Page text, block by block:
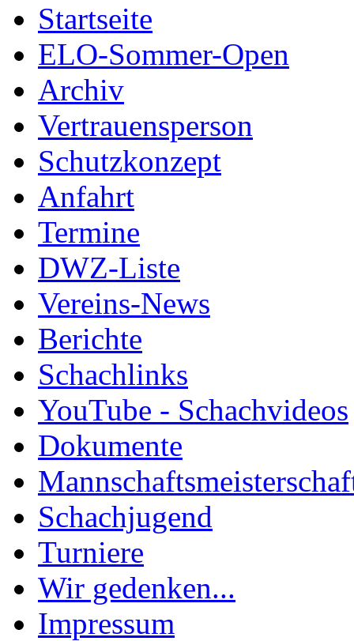
Startseite
ELO-Sommer-Open
Archiv
Vertrauensperson
Schutzkonzept
Anfahrt
Termine
DWZ-Liste
Vereins-News
Berichte
Schachlinks
YouTube - Schachvideos
Dokumente
Schachjugend
Turniere
Wir gedenken...
Impressum